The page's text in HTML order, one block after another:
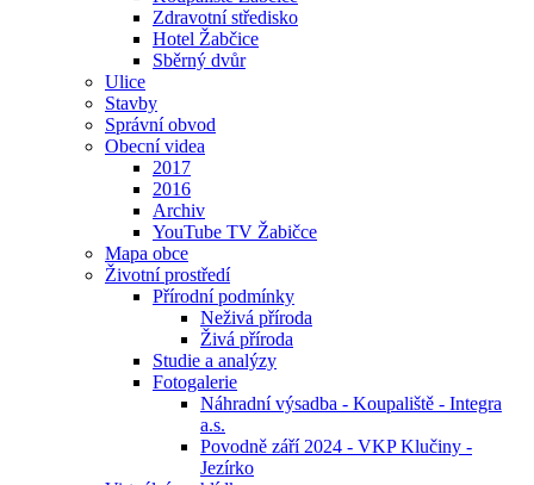
Zdravotní středisko
Hotel Žabčice
Sběrný dvůr
Ulice
Stavby
Správní obvod
Obecní videa
2017
2016
Archiv
YouTube TV Žabičce
Mapa obce
Životní prostředí
Přírodní podmínky
Neživá příroda
Živá příroda
Studie a analýzy
Fotogalerie
Náhradní výsadba - Koupaliště - Integra
a.s.
Povodně září 2024 - VKP Klučiny -
Jezírko